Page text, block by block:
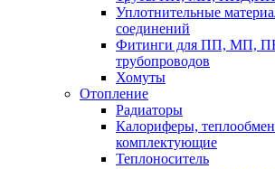
Уплотнительные
соединений
Фитинги для ПП, МП,
трубопроводов
Хомуты
Отопление
Радиаторы
Калориферы,
комплектующие
Теплоноситель